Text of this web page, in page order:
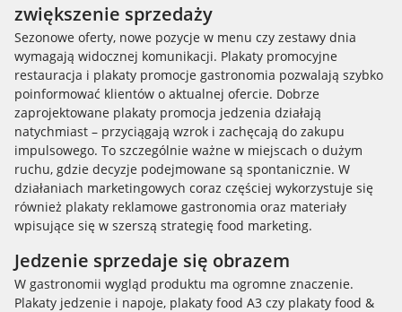
zwiększenie sprzedaży
Sezonowe oferty, nowe pozycje w menu czy zestawy dnia
wymagają widocznej komunikacji. Plakaty promocyjne
restauracja i plakaty promocje gastronomia pozwalają szybko
poinformować klientów o aktualnej ofercie. Dobrze
zaprojektowane plakaty promocja jedzenia działają
natychmiast – przyciągają wzrok i zachęcają do zakupu
impulsowego. To szczególnie ważne w miejscach o dużym
ruchu, gdzie decyzje podejmowane są spontanicznie. W
działaniach marketingowych coraz częściej wykorzystuje się
również plakaty reklamowe gastronomia oraz materiały
wpisujące się w szerszą strategię food marketing.
Jedzenie sprzedaje się obrazem
W gastronomii wygląd produktu ma ogromne znaczenie.
Plakaty jedzenie i napoje, plakaty food A3 czy plakaty food &